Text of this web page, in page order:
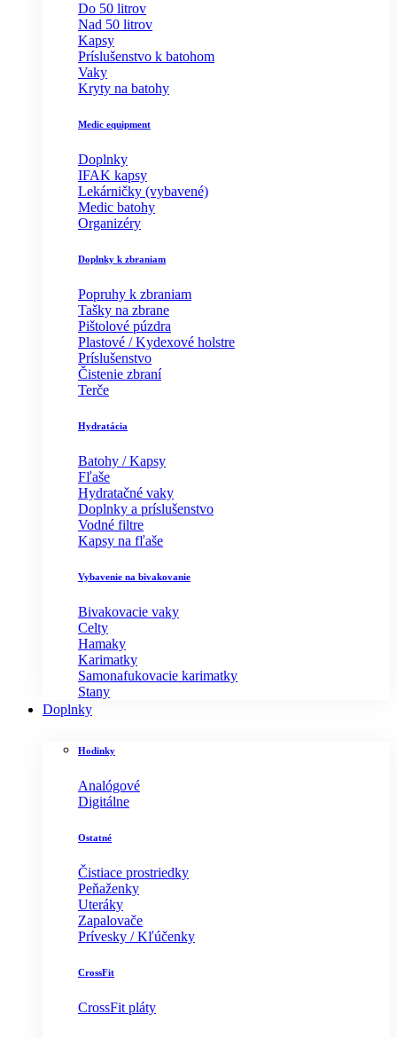
Do 50 litrov
Nad 50 litrov
Kapsy
Príslušenstvo k batohom
Vaky
Kryty na batohy
Medic equipment
Doplnky
IFAK kapsy
Lekárničky (vybavené)
Medic batohy
Organizéry
Doplnky k zbraniam
Popruhy k zbraniam
Tašky na zbrane
Pištolové púzdra
Plastové / Kydexové holstre
Príslušenstvo
Čistenie zbraní
Terče
Hydratácia
Batohy / Kapsy
Fľaše
Hydratačné vaky
Doplnky a príslušenstvo
Vodné filtre
Kapsy na fľaše
Vybavenie na bivakovanie
Bivakovacie vaky
Celty
Hamaky
Karimatky
Samonafukovacie karimatky
Stany
Doplnky
Hodinky
Analógové
Digitálne
Ostatné
Čistiace prostriedky
Peňaženky
Uteráky
Zapalovače
Prívesky / Kľúčenky
CrossFit
CrossFit pláty